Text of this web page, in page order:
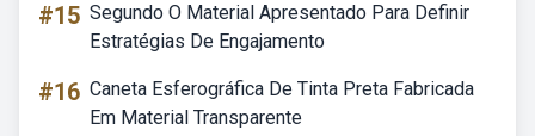
#15 Segundo O Material Apresentado Para Definir
Estratégias De Engajamento
#16 Caneta Esferográfica De Tinta Preta Fabricada
Em Material Transparente